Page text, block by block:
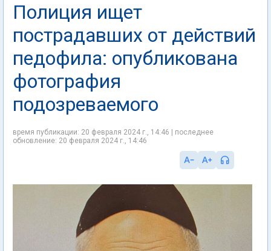
Полиция ищет
пострадавших от действий
педофила: опубликована
фотография
подозреваемого
время публикации: 20 февраля 2024 г., 14:46 | последнее
обновление: 20 февраля 2024 г., 14:46